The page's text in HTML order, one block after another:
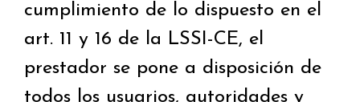
cumplimiento de lo dispuesto en el
art. 11 y 16 de la LSSI-CE, el
prestador se pone a disposición de
todos los usuarios, autoridades y